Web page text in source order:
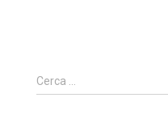
R
i
Cerca …